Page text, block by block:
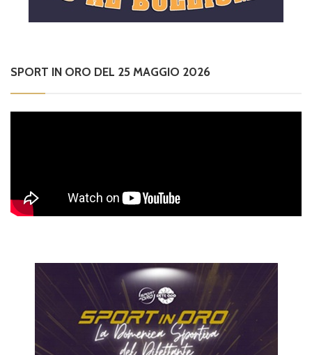
SPORT IN ORO DEL 25 MAGGIO 2026